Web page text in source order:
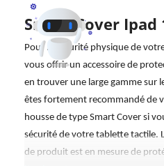
Smart Cover Ipad
Pour la sécurité physique de
vous offrir un accessoire de
en trouver une large gamme sur
êtes fortement recommandé de
housse de type Smart Cover si
sécurité de votre tablette tactile.
de produit est en mesure de